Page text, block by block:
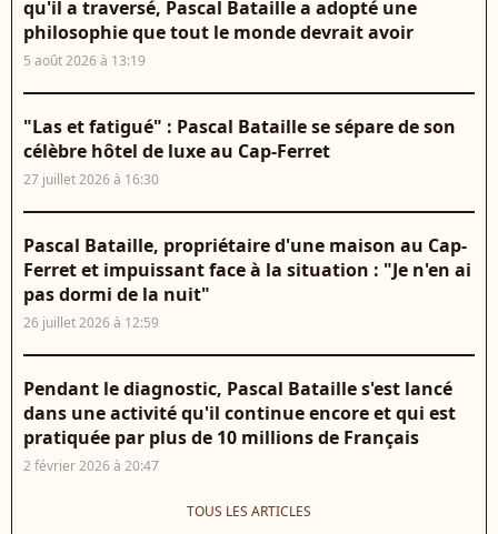
qu'il a traversé, Pascal Bataille a adopté une
philosophie que tout le monde devrait avoir
5 août 2026 à 13:19
"Las et fatigué" : Pascal Bataille se sépare de son
célèbre hôtel de luxe au Cap-Ferret
27 juillet 2026 à 16:30
Pascal Bataille, propriétaire d'une maison au Cap-
Ferret et impuissant face à la situation : "Je n'en ai
pas dormi de la nuit"
26 juillet 2026 à 12:59
Pendant le diagnostic, Pascal Bataille s'est lancé
dans une activité qu'il continue encore et qui est
pratiquée par plus de 10 millions de Français
2 février 2026 à 20:47
TOUS LES ARTICLES